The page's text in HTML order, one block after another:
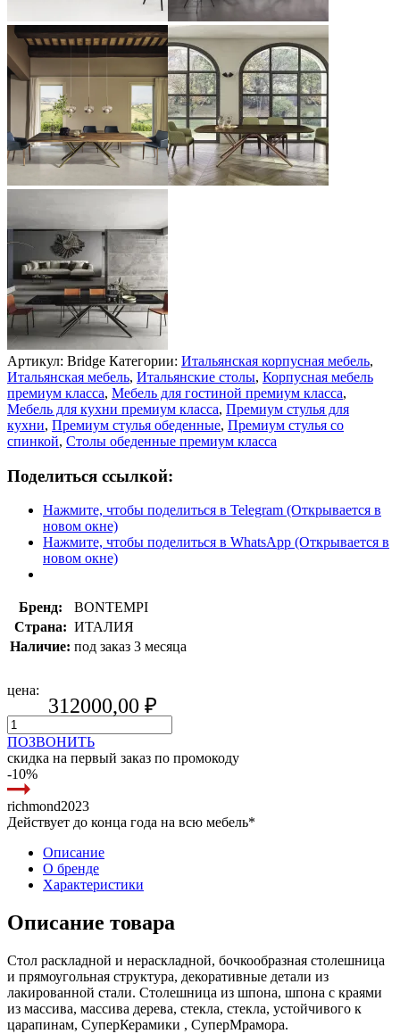
Артикул: Bridge Категории: Итальянская корпусная мебель,
Итальянская мебель, Итальянские столы, Корпусная мебель
премиум класса, Мебель для гостиной премиум класса,
Мебель для кухни премиум класса, Премиум стулья для
кухни, Премиум стулья обеденные, Премиум стулья со
спинкой, Столы обеденные премиум класса
Поделиться ссылкой:
Нажмите, чтобы поделиться в Telegram (Открывается в
новом окне)
Нажмите, чтобы поделиться в WhatsApp (Открывается в
новом окне)
Бренд:
BONTEMPI
Страна: ИТАЛИЯ
Наличие: под заказ 3 месяца
цена:
312000,00 ₽
ПОЗВОНИТЬ
скидка на первый заказ по промокоду
-10%
richmond2023
Действует до конца года на всю мебель*
Описание
О бренде
Характеристики
Описание товара
Стол раскладной и нераскладной, бочкообразная столешница
и прямоугольная структура, декоративные детали из
лакированной стали. Столешница из шпона, шпона с краями
из массива, массива дерева, стекла, стекла, устойчивого к
царапинам, СуперКерамики , СуперМрамора.